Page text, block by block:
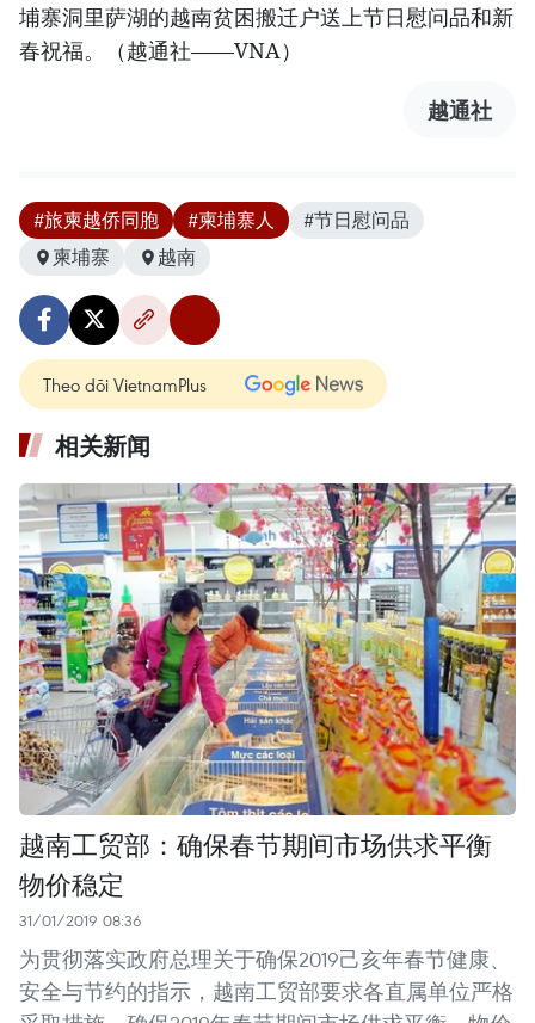
埔寨洞里萨湖的越南贫困搬迁户送上节日慰问品和新
春祝福。（越通社——VNA）
越通社
#旅柬越侨同胞 #柬埔寨人
#节日慰问品
柬埔寨
越南
Theo dõi VietnamPlus
相关新闻
越南工贸部：确保春节期间市场供求平衡
物价稳定
31/01/2019 08:36
为贯彻落实政府总理关于确保2019己亥年春节健康、
安全与节约的指示，越南工贸部要求各直属单位严格